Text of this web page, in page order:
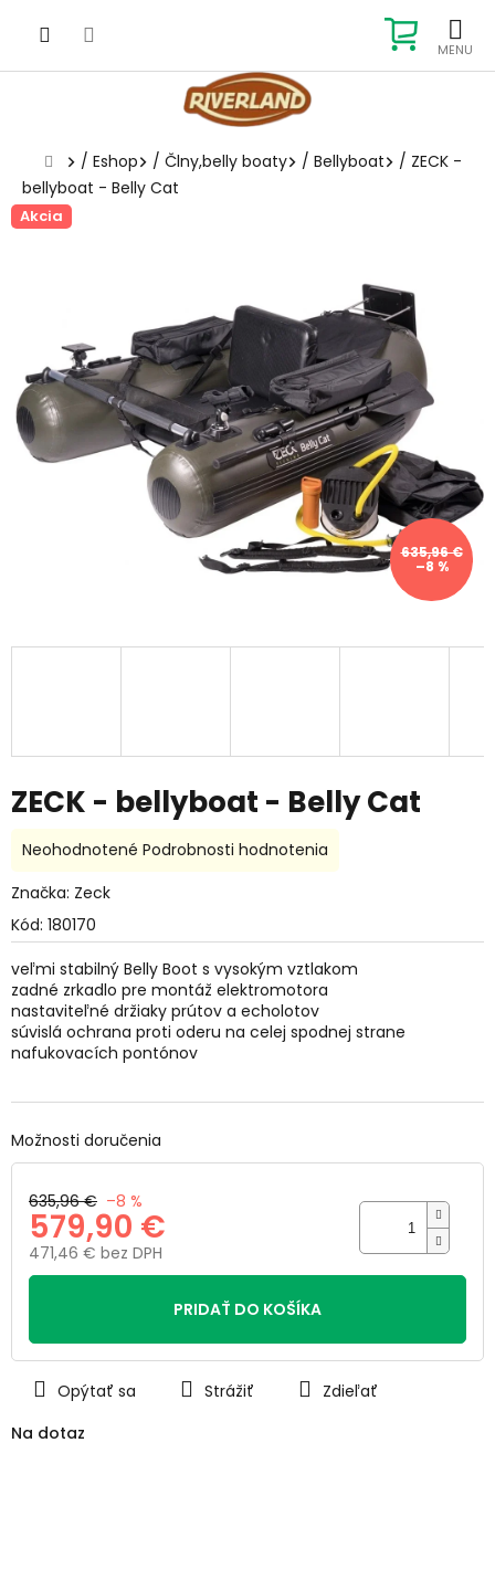
KOŠÍK
Domov
/ Eshop / Člny,belly boaty / Bellyboat / ZECK -
bellyboat - Belly Cat
Akcia
635,96 €
–8 %
ZECK - bellyboat - Belly Cat
Kód: 180170
Na dotaz
Možnosti doručenia
635,96 € –8 %
579,90 €
471,46 € bez DPH
Jednotková
PRIDAŤ DO KOŠÍKA
veľmi stabilný Belly Boot s vysokým vztlakom
zadné zrkadlo pre montáž elektromotora
nastaviteľné držiaky prútov a echolotov
súvislá ochrana proti oderu na celej spodnej strane
nafukovacích pontónov
Opýtať sa Strážiť Zdieľať
Priemerné
produktu
0,0
5
hviezdičiek.
Neohodnotené Podrobnosti hodnotenia
Značka: Zeck